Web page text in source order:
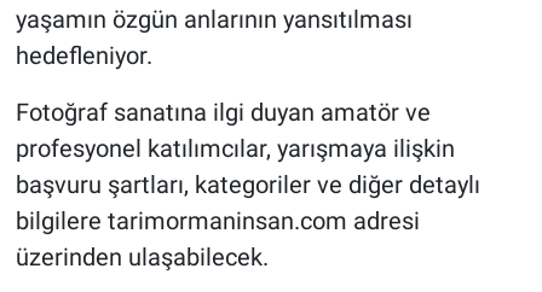
yaşamın özgün anlarının yansıtılması
hedefleniyor.
Fotoğraf sanatına ilgi duyan amatör ve
profesyonel katılımcılar, yarışmaya ilişkin
başvuru şartları, kategoriler ve diğer detaylı
bilgilere tarimormaninsan.com adresi
üzerinden ulaşabilecek.